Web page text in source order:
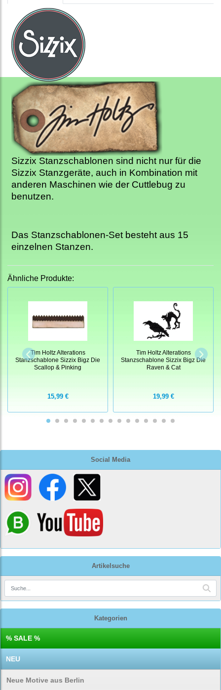
Social Media
Artikelsuche
Kategorien
% SALE %
NEU
Neue Motive aus Berlin
Sizzix Stanzschablonen sind nicht nur für die
Sizzix Stanzgeräte, auch in Kombination mit
anderen Maschinen wie der Cuttlebug zu
benutzen.
Das Stanzschablonen-Set besteht aus 15
einzelnen Stanzen.
Ähnliche Produkte:
Tim Holtz Alterations
Stanzschablone Sizzix Bigz Die
Scallop & Pinking
15,99 €
Tim Holtz Alterations
Stanzschablone Sizzix Bigz Die
Raven & Cat
19,99 €